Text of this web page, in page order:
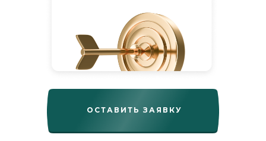
ОСТАВИТЬ ЗАЯВКУ